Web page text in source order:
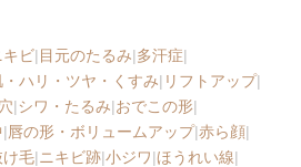
キビ|目元のたるみ|多汗症|
ハリ・ツヤ・くすみ| リフトアップ|
|シワ・たるみ|おでこの形|
|唇の形・ボリュームアップ|赤ら顔|
け毛| ニキビ跡|小ジワ|ほうれい線|